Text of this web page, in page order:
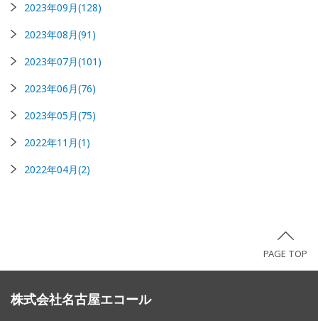
2023年09月(128)
2023年08月(91)
2023年07月(101)
2023年06月(76)
2023年05月(75)
2022年11月(1)
2022年04月(2)
PAGE TOP
株式会社名古屋エコール